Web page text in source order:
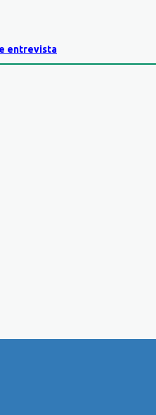
entrevista